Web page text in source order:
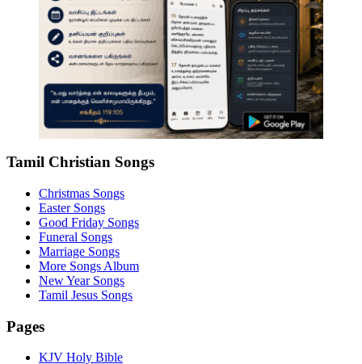
Tamil Christian Songs
Christmas Songs
Easter Songs
Good Friday Songs
Funeral Songs
Marriage Songs
More Songs Album
New Year Songs
Tamil Jesus Songs
Pages
KJV Holy Bible